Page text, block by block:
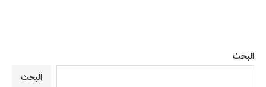
البحث
البحث